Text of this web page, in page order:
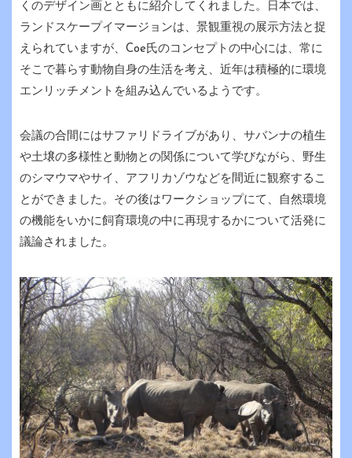
くのデザイン画とともに紹介してくれました。日本では、
ランドスケープイマージョンは、景観重視の展示方法と捉
えられていますが、Coe氏のコンセプトの中心には、常に
そこで暮らす動物自身の生活を考え、近年は積極的に環境
エンリッチメントを組み込んでいるようです。
会議の合間にはサファリドライブがあり、サバンナの植生
や土壌の多様性と動物との関係について学びながら、野生
のシマウマやサイ、アフリカゾウなどを間近に観察するこ
とができました。その後はワークショップにて、自然環境
の機能をいかに飼育環境の中に再現するかについて活発に
議論されました。